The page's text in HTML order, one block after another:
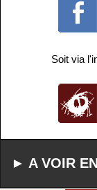
Soit via
► A VOIR